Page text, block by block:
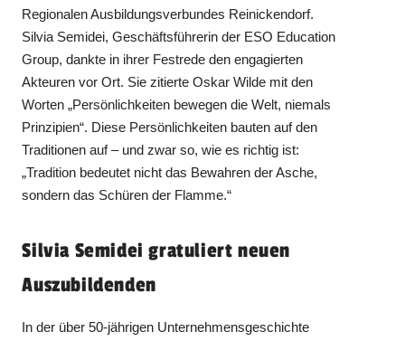
Regionalen Ausbildungsverbundes Reinickendorf.
Silvia Semidei, Geschäftsführerin der ESO Education
Group, dankte in ihrer Festrede den engagierten
Akteuren vor Ort. Sie zitierte Oskar Wilde mit den
Worten „Persönlichkeiten bewegen die Welt, niemals
Prinzipien“. Diese Persönlichkeiten bauten auf den
Traditionen auf – und zwar so, wie es richtig ist:
„Tradition bedeutet nicht das Bewahren der Asche,
sondern das Schüren der Flamme.“
Silvia Semidei gratuliert neuen
Auszubildenden
In der über 50-jährigen Unternehmensgeschichte